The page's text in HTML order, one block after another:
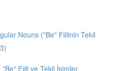
Nouns ("Be" Fiilinin Tekil
Fiili ve Tekil İsimler